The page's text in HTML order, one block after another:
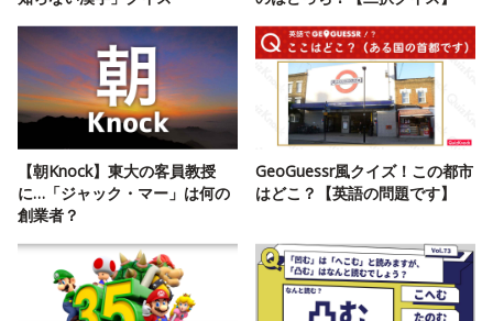
【朝Knock】東大の客員教授
に…「ジャック・マー」は何の
創業者？
GeoGuessr風クイズ！この都市
はどこ？【英語の問題です】